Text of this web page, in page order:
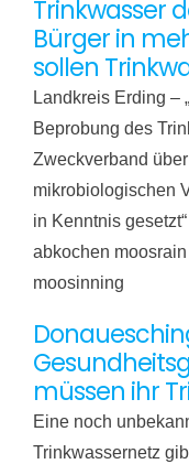
Trinkwasser
Bürger in
sollen
Landkreis Erding –
Beprobung des
Zweckverband
mikrobiologischen
in Kenntnis
abkochen
moosinning
müssen ihr
Eine noch
Trinkwassernetz